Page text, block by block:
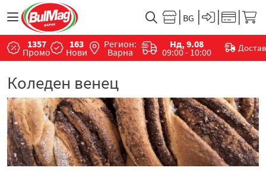
1357
Промо
163
Нови
Регион:
Варна
Нд, 9.08
09:00 - 10:00
Коледен венец